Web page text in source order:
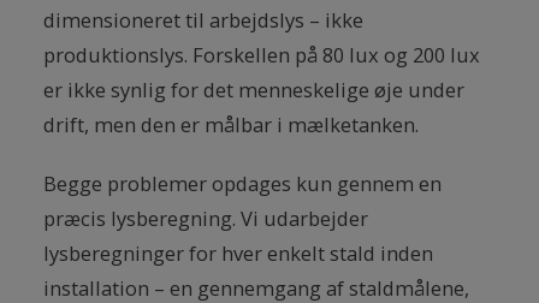
dimensioneret til arbejdslys – ikke
produktionslys. Forskellen på 80 lux og 200 lux
er ikke synlig for det menneskelige øje under
drift, men den er målbar i mælketanken.
Begge problemer opdages kun gennem en
præcis lysberegning. Vi udarbejder
lysberegninger for hver enkelt stald inden
installation – en gennemgang af staldmålene,